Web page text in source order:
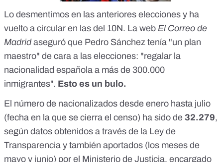
Lo desmentimos en las anteriores elecciones y ha
vuelto a circular en las del 10N. La web El Correo de
Madridaseguró que Pedro Sánchez tenía "un plan
maestro" de cara a las elecciones: "regalar la
nacionalidad española a más de 300.000
inmigrantes". Esto es un bulo.
El número de nacionalizados desde enero hasta julio
(fecha en la que se cierra el censo) ha sido de 32.279,
según datos obtenidos a través de la Ley de
Transparencia y también aportados (los meses de
mayo y junio) por el Ministerio de Justicia, encargado